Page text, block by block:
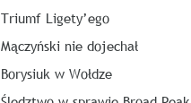
Triumf Ligety’ego
Mączyński nie dojechał
Borysiuk w Wołdze